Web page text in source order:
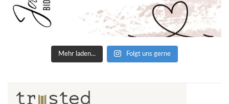
Mehr laden... Folgt uns gerne